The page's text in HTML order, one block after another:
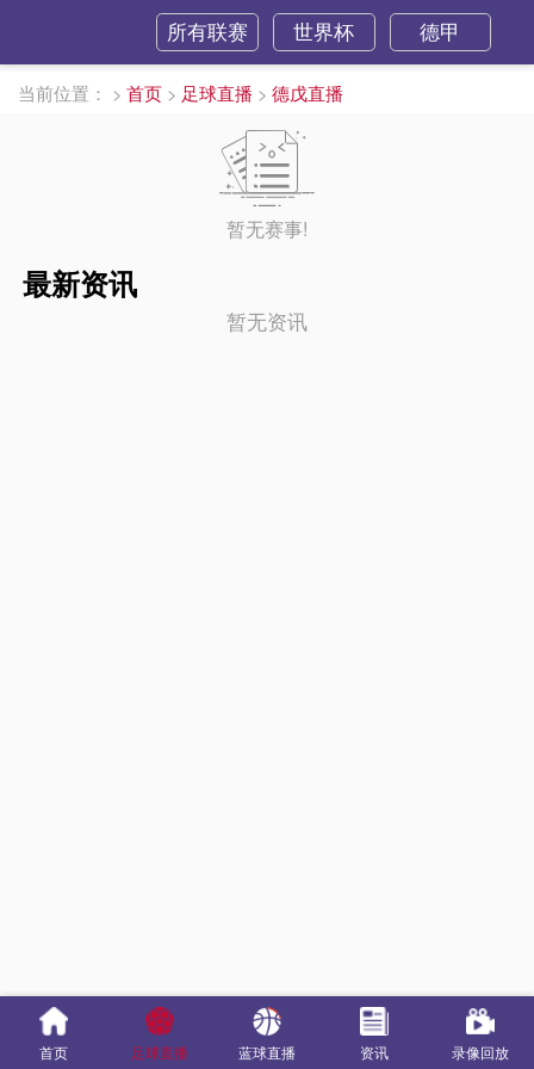
所有联赛 世界杯 德甲
当前位置： > 首页 > 足球直播 > 德戊直播
暂无赛事!
最新资讯
暂无资讯
首页 足球直播 蓝球直播 资讯 录像回放